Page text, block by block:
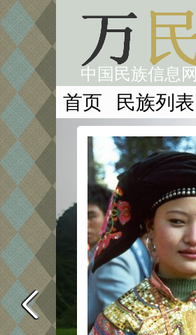
中国民族信息网
首页 民族列表